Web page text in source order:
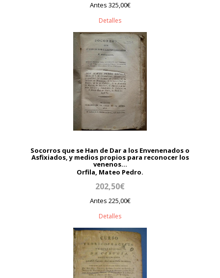
Antes 325,00€
Detalles
Socorros que se Han de Dar a los Envenenados o
Asfixiados, y medios propios para reconocer los
venenos...
Orfila, Mateo Pedro.
202,50€
Antes 225,00€
Detalles